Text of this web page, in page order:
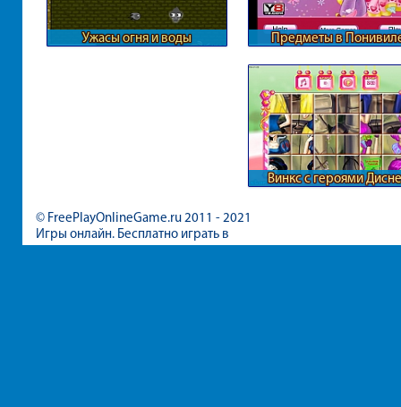
Ужасы огня и воды Предметы в
Винкс с героями
© FreePlayOnlineGame.ru 2011 - 2021
Игры онлайн. Бесплатно играть в
игры для девочек и мальчиков